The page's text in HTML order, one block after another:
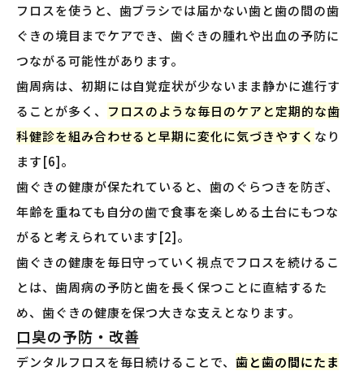
フロスを使うと、歯ブラシでは届かない歯と歯の間の歯
ぐきの境目までケアでき、歯ぐきの腫れや出血の予防に
つながる可能性があります。
歯周病は、初期には自覚症状が少ないまま静かに進行す
ることが多く、
フロスのような毎日のケアと定期的な歯
科健診を組み合わせると早期に変化に気づきやすく なり
ます[6]。
歯ぐきの健康が保たれていると、歯のぐらつきを防ぎ、
年齢を重ねても自分の歯で食事を楽しめる土台にもつな
がると考えられています[2]。
歯ぐきの健康を毎日守っていく視点でフロスを続けるこ
とは、歯周病の予防と歯を長く保つことに直結するた
め、歯ぐきの健康を保つ大きな支えとなります。
口臭の予防・改善
デンタルフロスを毎日続けることで、 歯と歯の間にたま